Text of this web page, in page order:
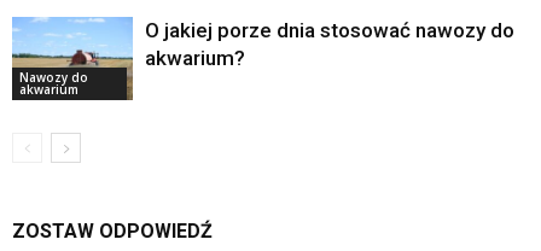
Nawozy do
akwarium
O jakiej porze dnia stosować nawozy do
akwarium?
ZOSTAW ODPOWIEDŹ